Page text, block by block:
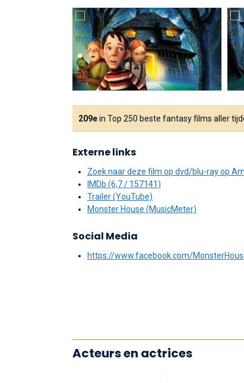
209ein Top 250 beste fantasy films aller
Externe links
Zoek naar deze film op dvd/blu-ray op
IMDb (6,7 / 157141)
Trailer (YouTube)
Monster House (MusicMeter)
Social Media
https://www.facebook.com/
Acteurs en actrices